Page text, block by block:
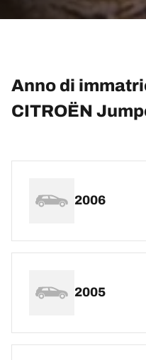
Anno di
CITROËN
2006
2005